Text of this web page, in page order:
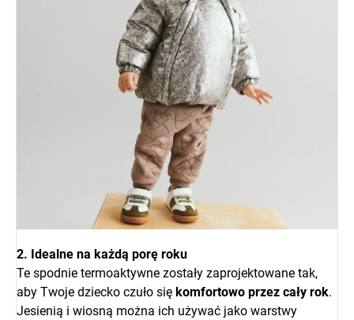
2. Idealne na każdą porę roku
Te spodnie termoaktywne zostały zaprojektowane tak,
aby Twoje dziecko czuło się komfortowo przez cały rok.
Jesienią i wiosną można ich używać jako warstwy